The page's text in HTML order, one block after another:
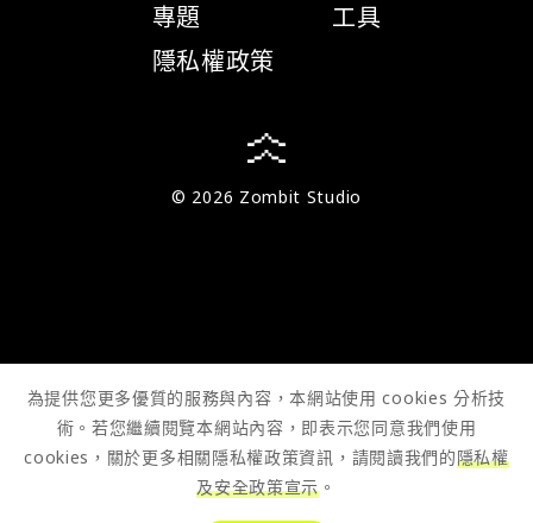
專題
隱私權政策
工具
© 2026 Zombit Studio
為提供您更多優質的服務與內容，本網站使用 cookies 分析技
術。若您繼續閱覽本網站內容，即表示您同意我們使用
cookies，關於更多相關隱私權政策資訊，請閱讀我們的隱私權
及安全政策宣示 。